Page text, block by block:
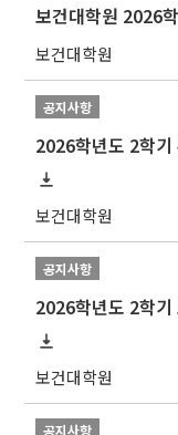
보건대학원 2026
보건대학원
공지사항
2026학년도 2학기
보건대학원
공지사항
보건대학원
공지사항